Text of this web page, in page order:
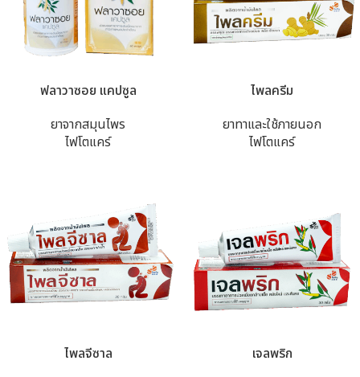
ฟลาวาซอย แคปซูล
ยาจากสมุนไพร
ไฟโตแคร์
ไพลครีม
ยาทาและใช้ภายนอก
ไฟโตแคร์
ไพลจีซาล
เจลพริก